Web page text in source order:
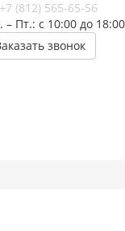
+7 (812) 565-65-56
– Пт.: с 10:00 до 18:00
звонок